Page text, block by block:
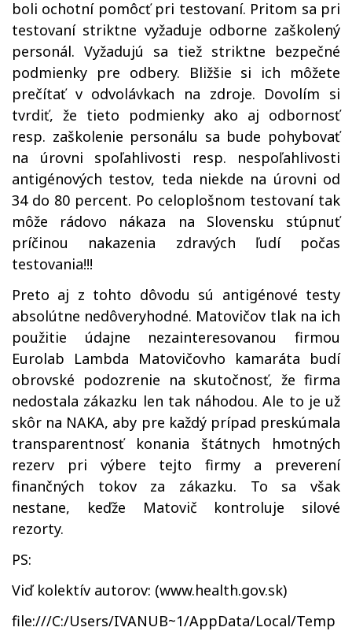
boli ochotní pomôcť pri testovaní. Pritom sa pri
testovaní striktne vyžaduje odborne zaškolený
personál. Vyžadujú sa tiež striktne bezpečné
podmienky pre odbery. Bližšie si ich môžete
prečítať v odvolávkach na zdroje. Dovolím si
tvrdiť, že tieto podmienky ako aj odbornosť
resp. zaškolenie personálu sa bude pohybovať
na úrovni spoľahlivosti resp. nespoľahlivosti
antigénových testov, teda niekde na úrovni od
34 do 80 percent. Po celoplošnom testovaní tak
môže rádovo nákaza na Slovensku stúpnuť
príčinou nakazenia zdravých ľudí počas
testovania!!!
Preto aj z tohto dôvodu sú antigénové testy
absolútne nedôveryhodné. Matovičov tlak na ich
použitie údajne nezainteresovanou firmou
Eurolab Lambda Matovičovho kamaráta budí
obrovské podozrenie na skutočnosť, že firma
nedostala zákazku len tak náhodou. Ale to je už
skôr na NAKA, aby pre každý prípad preskúmala
transparentnosť konania štátnych hmotných
rezerv pri výbere tejto firmy a preverení
finančných tokov za zákazku. To sa však
nestane, keďže Matovič kontroluje silové
rezorty.
PS:
Viď kolektív autorov: (www.health.gov.sk)
file:///C:/Users/IVANUB~1/AppData/Local/Temp